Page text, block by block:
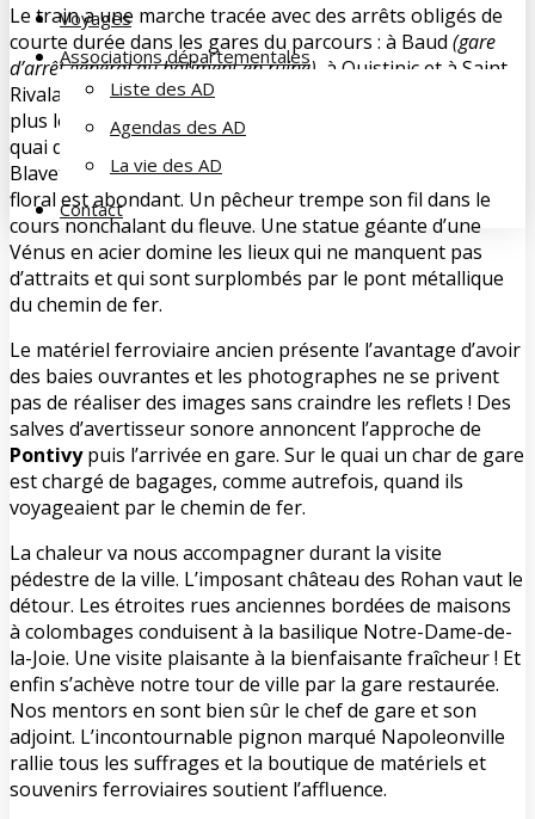
Voyages
Associations départementales
Liste des AD
Agendas des AD
La vie des AD
Contact
Le train a une marche tracée avec des arrêts obligés de
courte durée dans les gares du parcours : à Baud (gare
d’arrêt général au bâtiment en ruine) , à Quistinic et à Saint-
Rivalain. À Saint-Nicolas-des-Eaux
plus long. Le bâtiment « voyageurs » a été démoli. Du
quai de la gare, une sente en pente conduit au quai du
Blavet. Une écluse en barre son cours. L’environnement
floral est abondant. Un pêcheur trempe son fil dans le
cours nonchalant du fleuve. Une statue géante d’une
Vénus en acier domine les lieux qui ne manquent pas
d’attraits et qui sont surplombés par le pont métallique
du chemin de fer.
Le matériel ferroviaire ancien présente l’avantage d’avoir
des baies ouvrantes et les photographes ne se privent
pas de réaliser des images sans craindre les reflets ! Des
salves d’avertisseur sonore annoncent l’approche de
Pontivypuis l’arrivée en gare. Sur le quai un char de gare
est chargé de bagages, comme autrefois, quand ils
voyageaient par le chemin de fer.
La chaleur va nous accompagner durant la visite
pédestre de la ville. L’imposant château des Rohan vaut le
détour. Les étroites rues anciennes bordées de maisons
à colombages conduisent à la basilique Notre-Dame-de-
la-Joie. Une visite plaisante à la bienfaisante fraîcheur ! Et
enfin s’achève notre tour de ville par la gare restaurée.
Nos mentors en sont bien sûr le chef de gare et son
adjoint. L’incontournable pignon marqué Napoleonville
rallie tous les suffrages et la boutique de matériels et
souvenirs ferroviaires soutient l’affluence.